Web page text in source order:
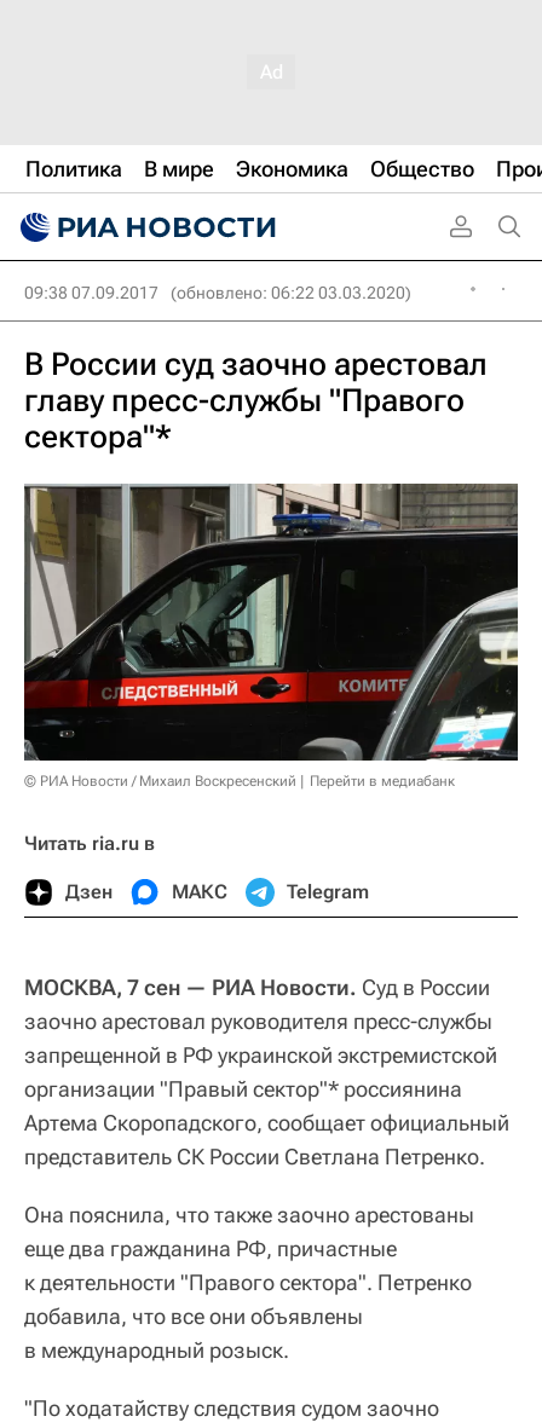
Политика В мире Экономика Общество
09:38 07.09.2017 (обновлено: 06:22 03.03.2020)
В России суд заочно арестовал
главу пресс-службы "Правого
сектора"*
© РИА Новости / Михаил Воскресенский Перейти в медиабанк
Читать ria.ru в
Дзен МАКС Telegram
МОСКВА, 7 сен — РИА Новости. Суд в России
заочно арестовал руководителя пресс-службы
запрещенной в РФ украинской экстремистской
организации "Правый сектор"* россиянина
Артема Скоропадского, сообщает официальный
представитель СК России Светлана Петренко.
Она пояснила, что также заочно арестованы
еще два гражданина РФ, причастные
к деятельности "Правого сектора". Петренко
добавила, что все они объявлены
в международный розыск.
"По ходатайству следствия судом заочно